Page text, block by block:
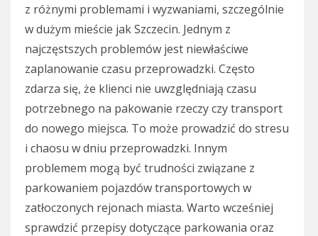
z różnymi problemami i wyzwaniami, szczególnie
w dużym mieście jak Szczecin. Jednym z
najczęstszych problemów jest niewłaściwe
zaplanowanie czasu przeprowadzki. Często
zdarza się, że klienci nie uwzględniają czasu
potrzebnego na pakowanie rzeczy czy transport
do nowego miejsca. To może prowadzić do stresu
i chaosu w dniu przeprowadzki. Innym
problemem mogą być trudności związane z
parkowaniem pojazdów transportowych w
zatłoczonych rejonach miasta. Warto wcześniej
sprawdzić przepisy dotyczące parkowania oraz